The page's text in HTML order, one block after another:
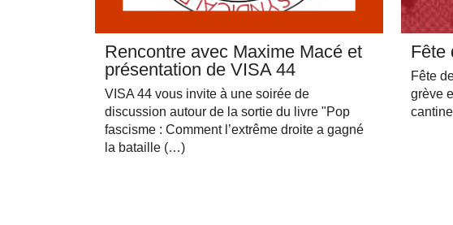
Rencontre avec Maxime Macé et
présentation de VISA 44
VISA 44 vous invite à une soirée de
discussion autour de la sortie du livre "Pop
fascisme : Comment l’extrême droite a gagné
la bataille (…)
Fête
Fête
grève